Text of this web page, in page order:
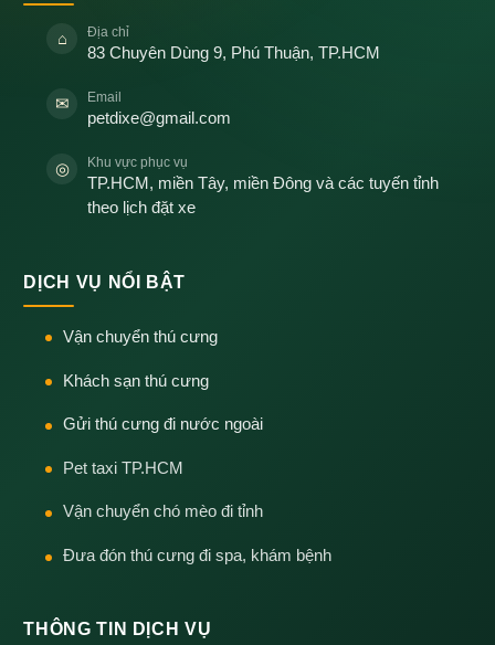
⌂ Địa chỉ
83 Chuyên Dùng 9, Phú Thuận, TP.HCM
✉ Email
petdixe@gmail.com
◎ Khu vực phục vụ
TP.HCM, miền Tây, miền Đông và các tuyến tỉnh
theo lịch đặt xe
DỊCH VỤ NỔI BẬT
Vận chuyển thú cưng
Khách sạn thú cưng
Gửi thú cưng đi nước ngoài
Pet taxi TP.HCM
Vận chuyển chó mèo đi tỉnh
Đưa đón thú cưng đi spa, khám bệnh
THÔNG TIN DỊCH VỤ